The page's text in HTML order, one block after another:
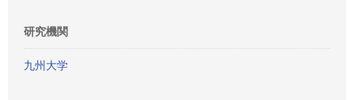
研究機関
九州大学